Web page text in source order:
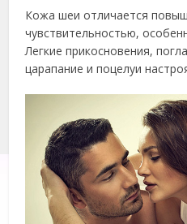
Кожа шеи отличается
чувствительностью,
Легкие прикосновения,
царапание и поцелуи